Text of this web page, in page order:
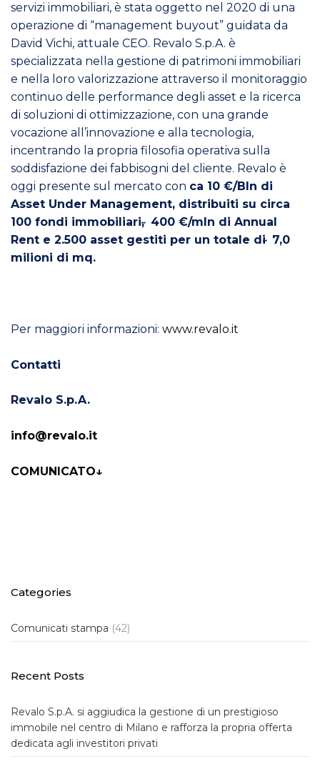
servizi immobiliari, è stata oggetto nel 2020 di una
operazione di “management buyout” guidata da
David Vichi, attuale CEO. Revalo S.p.A. è
specializzata nella gestione di patrimoni immobiliari
e nella loro valorizzazione attraverso il monitoraggio
continuo delle performance degli asset e la ricerca
di soluzioni di ottimizzazione, con una grande
vocazione all’innovazione e alla tecnologia,
incentrando la propria filosofia operativa sulla
soddisfazione dei fabbisogni del cliente. Revalo è
oggi presente sul mercato con ca 10 €/Bln di
Asset Under Management, distribuiti su circa
100 fondi immobiliari, ̴ 400 €/mln di Annual
Rent e 2.500 asset gestiti per un totale di ̴ 7,0
milioni di mq.
Per maggiori informazioni:www.revalo.it
Contatti
Revalo S.p.A.
info@revalo.it
COMUNICATO↓
Categories
Comunicati stampa (42)
Recent Posts
Revalo S.p.A. si aggiudica la gestione di un prestigioso
immobile nel centro di Milano e rafforza la propria offerta
dedicata agli investitori privati